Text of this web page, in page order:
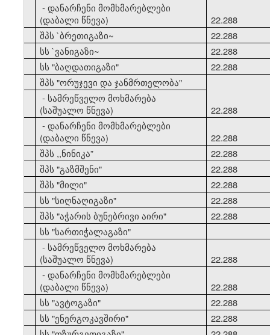
- დანარჩენი მომხმარებლები
(დაბალი წნევა)
22.288
შპს `ბრეთიგაზი~
22.288
სს `ვანიგაზი~
22.288
სს "ბაღდათიგაზი"
22.288
შპს "ორუჯევი და ჯანმრთელობა"
- სამრეწველო მოხმარება
(საშუალო წნევა)
22.288
- დანარჩენი მომხმარებლები
(დაბალი წნევა)
22.288
შპს ,,ნინიკა”
22.288
შპს "გაზმშენი"
22.288
შპს "მილი"
22.288
სს "სიღნაღიგაზი"
22.288
შპს "აჭარის ბუნებრივი აირი"
22.288
სს "სართიჭალაგაზი"
- სამრეწველო მოხმარება
(საშუალო წნევა)
22.288
- დანარჩენი მომხმარებლები
(დაბალი წნევა)
22.288
სს "ავტოგაზი"
22.288
სს "ენერგოკავშირი"
22.288